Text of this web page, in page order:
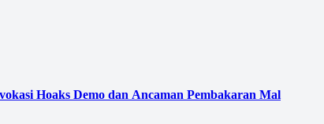
Hoaks Demo dan Ancaman Pembakaran Mal